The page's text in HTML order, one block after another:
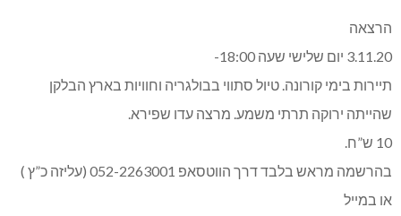
הרצאה
3.11.20 יום שלישי שעה 18:00-
תיירות בימי קורונה. טיול סתווי בבולגריה וחוויות בארץ הבלקן
שהייתה ירוקה תרתי משמע. מרצה עדו שפירא.
10 ש”ח.
בהרשמה מראש בלבד דרך הווטסאפ 052-2263001 (עליזה כ”ץ )
או במייל